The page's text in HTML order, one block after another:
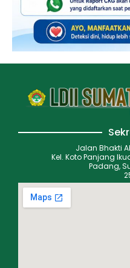
Jalan Bhakti
Kel. Koto Panjang
Padang,